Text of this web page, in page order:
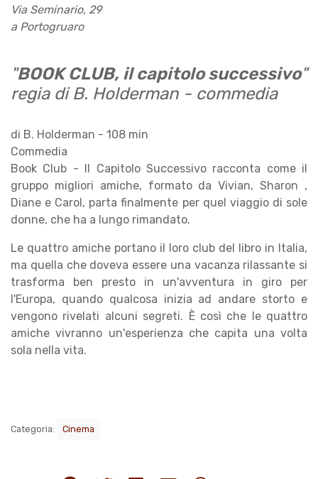
Via Seminario, 29
a Portogruaro
"BOOK CLUB, il capitolo successivo"
regia di B. Holderman - commedia
di B. Holderman - 108 min
Commedia
Book Club - Il Capitolo Successivo racconta come il
gruppo migliori amiche, formato da Vivian, Sharon ,
Diane e Carol, parta finalmente per quel viaggio di sole
donne, che ha a lungo rimandato.
Le quattro amiche portano il loro club del libro in Italia,
ma quella che doveva essere una vacanza rilassante si
trasforma ben presto in un'avventura in giro per
l'Europa, quando qualcosa inizia ad andare storto e
vengono rivelati alcuni segreti. È così che le quattro
amiche vivranno un'esperienza che capita una volta
sola nella vita.
Categoria: Cinema